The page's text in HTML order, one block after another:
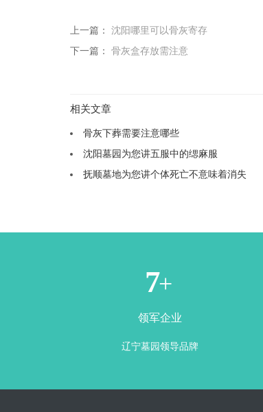
上一篇： 沈阳哪里可以骨灰寄存
下一篇： 骨灰盒存放需注意
相关文章
骨灰下葬需要注意哪些
沈阳墓园为您讲五服中的缌麻服
抚顺墓地为您讲个体死亡不意味着消失
1+
领军企业
辽宁墓园领导品牌